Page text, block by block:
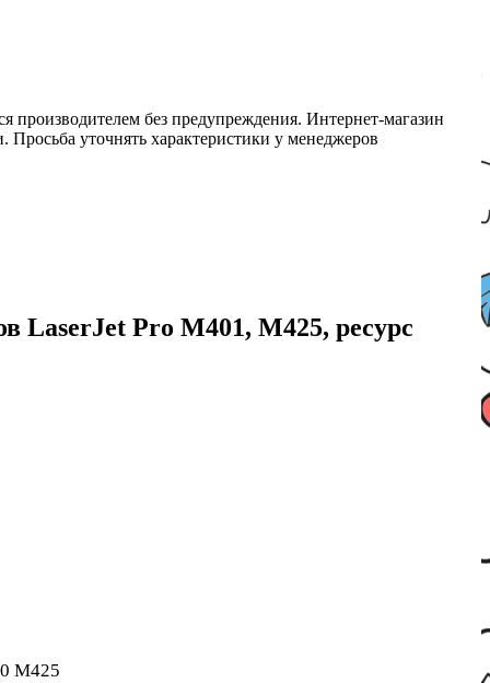
производителем без предупреждения. Интернет-магазин
Просьба уточнять характеристики у менеджеров
LaserJet Pro M401, M425, ресурс
M425